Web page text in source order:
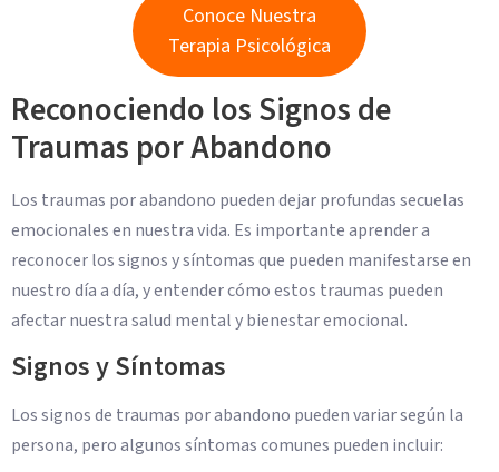
Conoce Nuestra
Terapia Psicológica
Reconociendo los Signos de
Traumas por Abandono
Los traumas por abandono pueden dejar profundas secuelas
emocionales en nuestra vida. Es importante aprender a
reconocer los signos y síntomas que pueden manifestarse en
nuestro día a día, y entender cómo estos traumas pueden
afectar nuestra salud mental y bienestar emocional.
Signos y Síntomas
Los signos de traumas por abandono pueden variar según la
persona, pero algunos síntomas comunes pueden incluir: